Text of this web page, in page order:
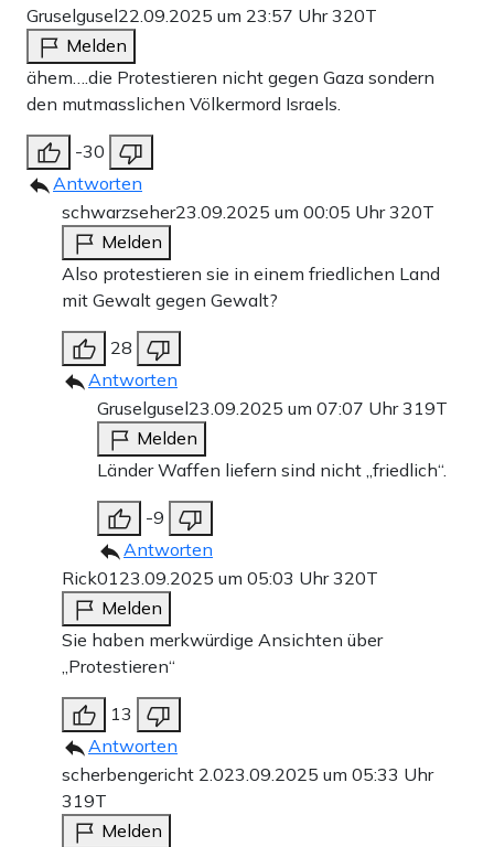
Gruselgusel22.09.2025 um 23:57 Uhr320T
Melden
ähem….die Protestieren nicht gegen Gaza sondern
den mutmasslichen Völkermord Israels.
-30
Antworten
schwarzseher23.09.2025 um 00:05 Uhr320T
Melden
Also protestieren sie in einem friedlichen Land
mit Gewalt gegen Gewalt?
28
Antworten
Gruselgusel23.09.2025 um 07:07 Uhr319T
Melden
Länder Waffen liefern sind nicht „friedlich“.
-9
Antworten
Rick0123.09.2025 um 05:03 Uhr320T
Melden
Sie haben merkwürdige Ansichten über
„Protestieren“
13
Antworten
scherbengericht 2.023.09.2025 um 05:33 Uhr
319T
Melden